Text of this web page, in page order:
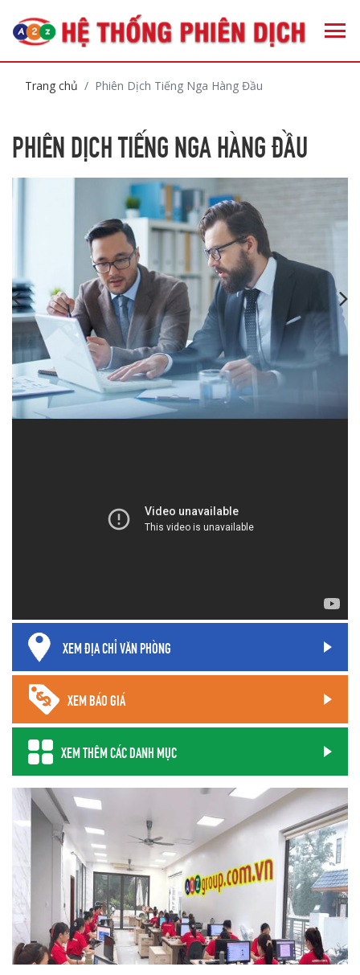
Trang chủ Phiên Dịch Tiếng Nga Hàng Đầu
PHIÊN DỊCH TIẾNG NGA HÀNG ĐẦU
XEM ĐỊA CHỈ VĂN PHÒNG
XEM BÁO GIÁ
XEM THÊM CÁC DANH MỤC